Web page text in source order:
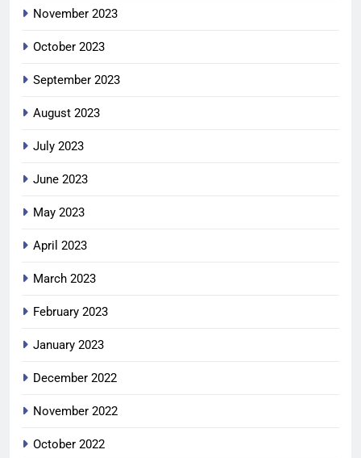
November 2023
October 2023
September 2023
August 2023
July 2023
June 2023
May 2023
April 2023
March 2023
February 2023
January 2023
December 2022
November 2022
October 2022